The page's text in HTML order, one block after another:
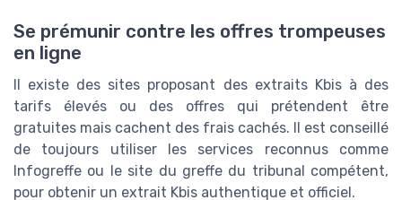
Se prémunir contre les offres trompeuses
en ligne
Il existe des sites proposant des extraits Kbis à des
tarifs élevés ou des offres qui prétendent être
gratuites mais cachent des frais cachés. Il est conseillé
de toujours utiliser les services reconnus comme
Infogreffe ou le site du greffe du tribunal compétent,
pour obtenir un extrait Kbis authentique et officiel.